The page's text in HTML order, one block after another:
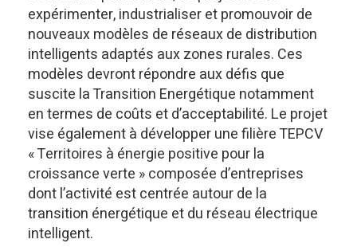
expérimenter, industrialiser et promouvoir de
nouveaux modèles de réseaux de distribution
intelligents adaptés aux zones rurales. Ces
modèles devront répondre aux défis que
suscite la Transition Energétique notamment
en termes de coûts et d’acceptabilité. Le projet
vise également à développer une filière TEPCV
« Territoires à énergie positive pour la
croissance verte » composée d’entreprises
dont l’activité est centrée autour de la
transition énergétique et du réseau électrique
intelligent.